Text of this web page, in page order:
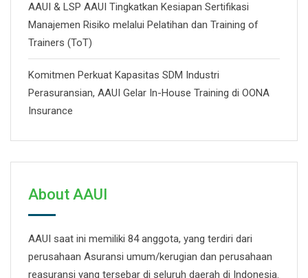
AAUI & LSP AAUI Tingkatkan Kesiapan Sertifikasi
Manajemen Risiko melalui Pelatihan dan Training of
Trainers (ToT)
Komitmen Perkuat Kapasitas SDM Industri
Perasuransian, AAUI Gelar In-House Training di OONA
Insurance
About AAUI
AAUI saat ini memiliki 84 anggota, yang terdiri dari
perusahaan Asuransi umum/kerugian dan perusahaan
reasuransi yang tersebar di seluruh daerah di Indonesia.